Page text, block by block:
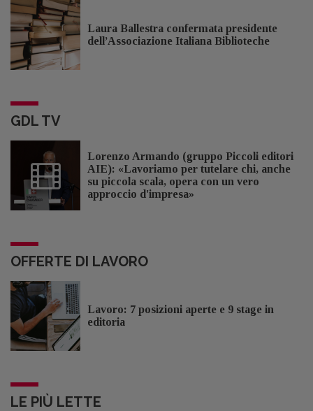
Laura Ballestra confermata presidente
dell’Associazione Italiana Biblioteche
GDL TV
Lorenzo Armando (gruppo Piccoli editori
AIE): «Lavoriamo per tutelare chi, anche
su piccola scala, opera con un vero
approccio d'impresa»
OFFERTE DI LAVORO
Lavoro: 7 posizioni aperte e 9 stage in
editoria
LE PIÙ LETTE